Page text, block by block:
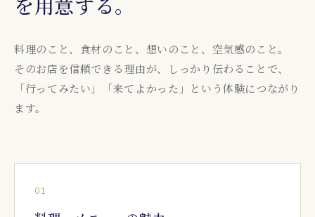
料理のこと、食材のこと、想いのこと、空気感のこと。
そのお店を信頼できる理由が、しっかり伝わることで、
「行ってみたい」「来てよかった」という体験につながり
ます。
01